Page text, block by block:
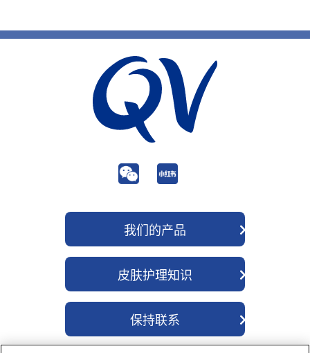
我们的产品
QV 面部护理
皮肤护理知识
成分
保持联系